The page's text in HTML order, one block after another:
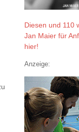
Diesen und 110
Jan Maier für
hier!
Anzeige: